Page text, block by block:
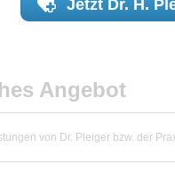
Jetzt Dr. H.
Angebot
von Dr. Pleiger bzw. der